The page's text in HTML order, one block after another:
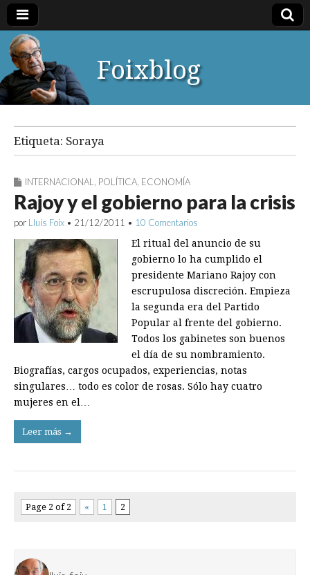
Foixblog
Etiqueta: Soraya
INTERNACIONAL POLÍTICA ECONOMÍA
Rajoy y el gobierno para la crisis
por Lluís Foix • 21/12/2011 • 10 Comentarios
El ritual del anuncio de su
gobierno lo ha cumplido el
presidente Mariano Rajoy con
escrupulosa discreción. Empieza
la segunda era del Partido
Popular al frente del gobierno.
Todos los gabinetes son buenos
el día de su nombramiento.
Biografías, cargos ocupados, experiencias, notas
singulares… todo es color de rosas. Sólo hay cuatro
mujeres en el…
Leer más →
Page 2 of 2 « 1 2